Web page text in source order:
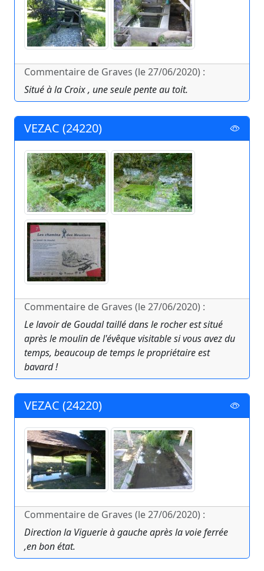
Commentaire de Graves (le 27/06/2020) :
Situé à la Croix , une seule pente au toit.
VEZAC (24220)
Commentaire de Graves (le 27/06/2020) :
Le lavoir de Goudal taillé dans le rocher est situé
après le moulin de l'évêque visitable si vous avez du
temps, beaucoup de temps le propriétaire est
bavard !
VEZAC (24220)
Commentaire de Graves (le 27/06/2020) :
Direction la Viguerie à gauche après la voie ferrée
,en bon état.